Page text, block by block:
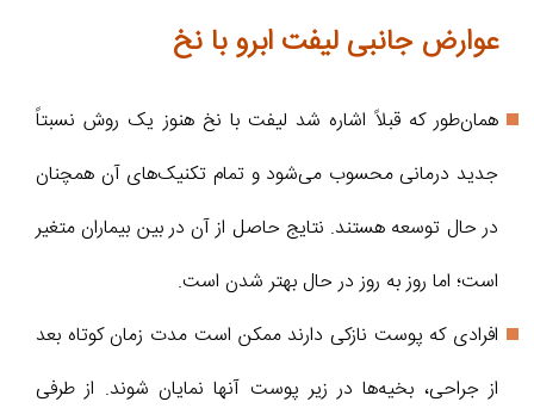
عوارض جانبی لیفت ابرو با نخ
همان‌طور که قبلاً اشاره شد لیفت با نخ هنوز یک روش نسبتاً
جدید درمانی محسوب می‌شود و تمام تکنیک‌های آن همچنان
در حال توسعه هستند. نتایج حاصل از آن در بین بیماران متغیر
است؛ اما روز به روز در حال بهتر شدن است.
افرادی که پوست نازکی دارند ممکن است مدت زمان کوتاه بعد
از جراحی، بخیه‌ها در زیر پوست آنها نمایان شوند. از طرفی